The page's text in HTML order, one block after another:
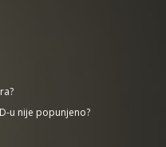
u nije popunjeno?